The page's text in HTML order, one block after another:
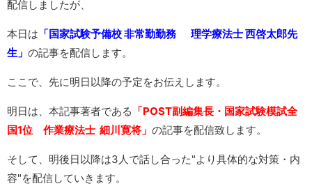
配信しましたが、
本日は 「国家試験予備校 非常勤勤務 理学療法士 西啓太郎先
生」 の記事を配信します。
ここで、先に明日以降の予定をお伝えします。
明日は、本記事著者である 「POST副編集長・国家試験模試全
国1位 作業療法士 細川寛将」 の記事を配信致します。
そして、明後日以降は3人で話し合った"より具体的な対策・内
容"を配信していきます。